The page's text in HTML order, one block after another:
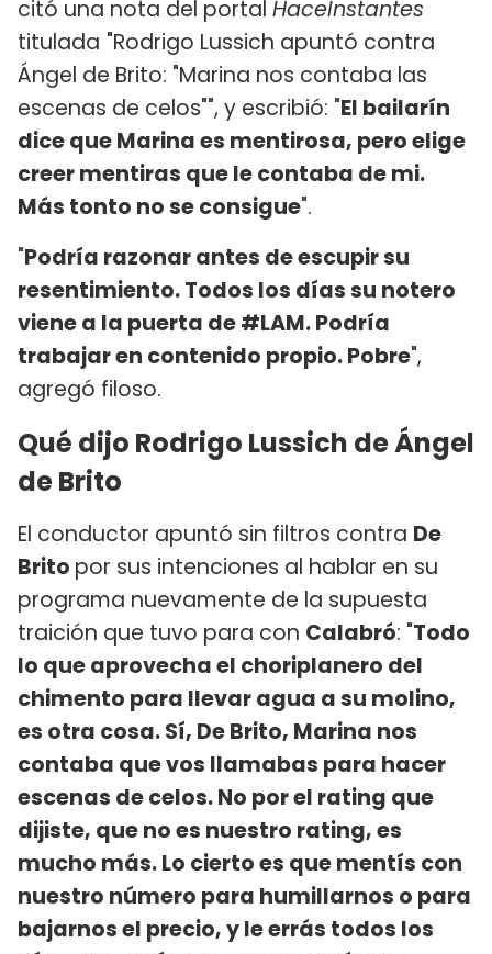
citó una nota del portal HaceInstantes
titulada "Rodrigo Lussich apuntó contra
Ángel de Brito: "Marina nos contaba las
escenas de celos"", y escribió: "El bailarín
dice que Marina es mentirosa, pero elige
creer mentiras que le contaba de mi.
Más tonto no se consigue".
"Podría razonar antes de escupir su
resentimiento. Todos los días su notero
viene a la puerta de #LAM. Podría
trabajar en contenido propio. Pobre",
agregó filoso.
Qué dijo Rodrigo Lussich de Ángel
de Brito
El conductor apuntó sin filtros contra De
Brito por sus intenciones al hablar en su
programa nuevamente de la supuesta
traición que tuvo para con Calabró: "Todo
lo que aprovecha el choriplanero del
chimento para llevar agua a su molino,
es otra cosa. Sí, De Brito, Marina nos
contaba que vos llamabas para hacer
escenas de celos. No por el rating que
dijiste, que no es nuestro rating, es
mucho más. Lo cierto es que mentís con
nuestro número para humillarnos o para
bajarnos el precio, y le errás todos los